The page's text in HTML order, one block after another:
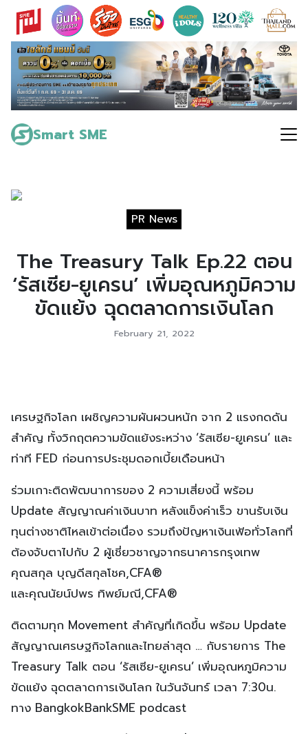
Skip
content
Smart SME
Search
for:
PR News
The Treasury Talk Ep.22 ตอน
‘รัสเซีย-ยูเครน’ เพิ่มอุณหภูมิความ
ขัดแย้ง ฉุดตลาดการเงินโลก
February 21, 2022
เศรษฐกิจโลก เผชิญความผันผวนหนัก จาก 2 แรงกดดัน
สำคัญ ทั้งวิกฤตความขัดแย้งระหว่าง ‘รัสเซีย-ยูเครน’ และ
ท่าที FED ก่อนการประชุมดอกเบี้ยเดือนหน้า
ร่วมเกาะติดพัฒนาการของ 2 ความเสี่ยงนี้ พร้อม
Update สัญญาณค่าเงินบาท หลังแข็งค่าเร็ว ขานรับเงิน
ทุนต่างชาติไหลเข้าต่อเนื่อง รวมถึงปัญหาเงินเฟ้อทั่วโลกที่
ต้องจับตาไปกับ 2 ผู้เชี่ยวชาญจากธนาคารกรุงเทพ
คุณสกุล บุญดีสกุลโชค,CFA®
และคุณนัยน์ปพร ทิพย์มณี,CFA®
ติดตามทุก Movement สำคัญที่เกิดขึ้น พร้อม Update
สัญญาณเศรษฐกิจโลกและไทยล่าสุด … กับรายการ The
Treasury Talk ตอน ‘รัสเซีย-ยูเครน’ เพิ่มอุณหภูมิความ
ขัดแย้ง ฉุดตลาดการเงินโลก ในวันจันทร์ เวลา 7:30น.
ทาง BangkokBankSME podcast